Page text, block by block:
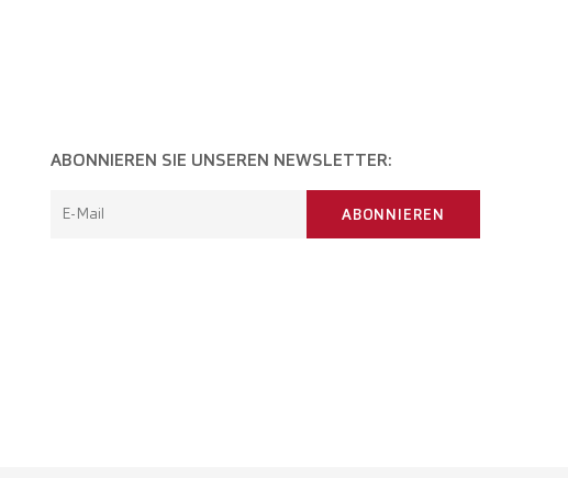
ABONNIEREN SIE UNSEREN NEWSLETTER:
E-Mail ABONNIEREN